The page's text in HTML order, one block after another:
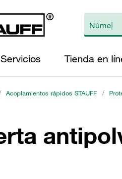
Tienda en
Acoplamientos rápidos STAUFF /